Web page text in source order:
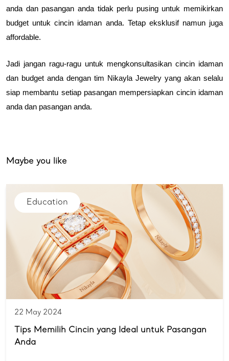
anda dan pasangan anda tidak perlu pusing untuk memikirkan
budget untuk cincin idaman anda. Tetap eksklusif namun juga
affordable.
Jadi jangan ragu-ragu untuk mengkonsultasikan cincin idaman
dan budget anda dengan tim Nikayla Jewelry yang akan selalu
siap membantu setiap pasangan mempersiapkan cincin idaman
anda dan pasangan anda.
Maybe you like
Education
22 May 2024
Tips Memilih Cincin yang Ideal untuk Pasangan
Anda